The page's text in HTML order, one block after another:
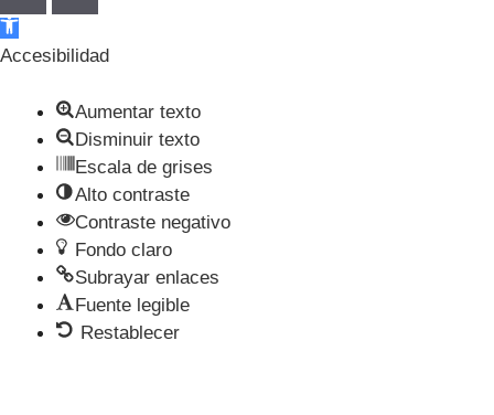
Abrir barra de herramientas
Accesibilidad
Aumentar texto
Disminuir texto
Escala de grises
Alto contraste
Contraste negativo
Fondo claro
Subrayar enlaces
Fuente legible
Restablecer